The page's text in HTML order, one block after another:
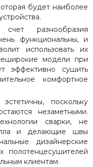
будет наиболее
разнообразия
функциональны, и
использовать их
модели при
эффективно сушить
комфортное
поскольку
незаметными.
сварки, не
и делающие швы
дизайнерские
клиентам.